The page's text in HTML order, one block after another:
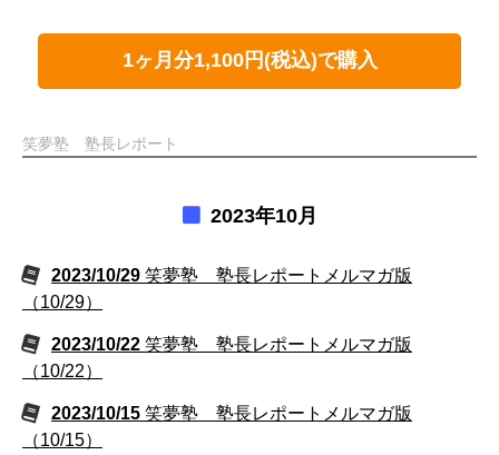
1ヶ月分1,100円(税込)で購入
笑夢塾 塾長レポート
2023年10月
2023/10/29 笑夢塾 塾長レポートメルマガ版
（10/29）
2023/10/22 笑夢塾 塾長レポートメルマガ版
（10/22）
2023/10/15 笑夢塾 塾長レポートメルマガ版
（10/15）